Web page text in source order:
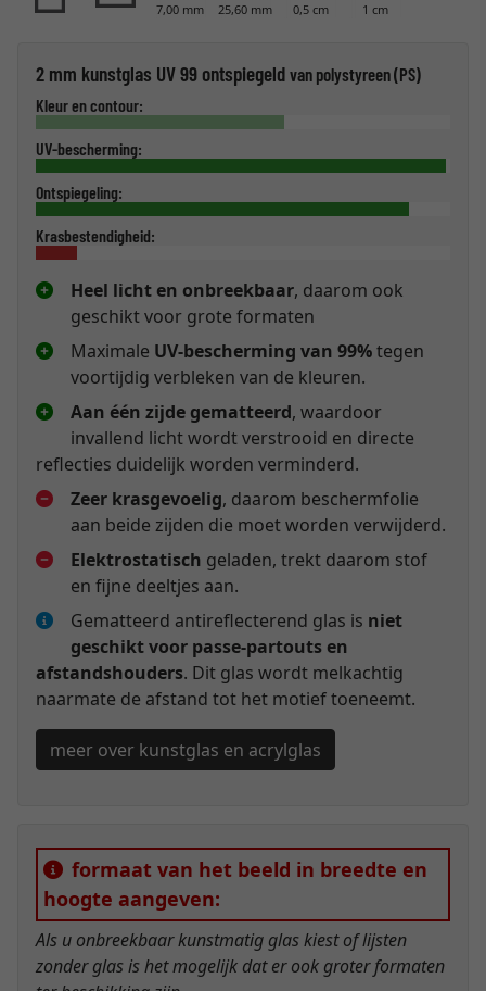
7,00 mm 25,60 mm 0,5 cm 1 cm
2 mm kunstglas UV 99 ontspiegeld van polystyreen (PS)
Kleur en contour:
UV-bescherming:
Ontspiegeling:
Krasbestendigheid:
Heel licht en onbreekbaar, daarom ook
geschikt voor grote formaten
Maximale UV-bescherming van 99%tegen
voortijdig verbleken van de kleuren.
Aan één zijde gematteerd, waardoor
invallend licht wordt verstrooid en directe
reflecties duidelijk worden verminderd.
Zeer krasgevoelig, daarom beschermfolie
aan beide zijden die moet worden verwijderd.
Elektrostatisch geladen, trekt daarom stof
en fijne deeltjes aan.
Gematteerd antireflecterend glas is niet
geschikt voor passe-partouts en
afstandshouders. Dit glas wordt melkachtig
naarmate de afstand tot het motief toeneemt.
meer over kunstglas en acrylglas
formaat van het beeld in breedte en
hoogte aangeven:
Als u onbreekbaar kunstmatig glas kiest of lijsten
zonder glas is het mogelijk dat er ook groter formaten